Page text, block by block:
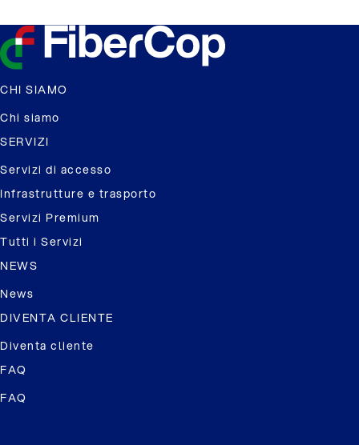
CHI SIAMO
Chi siamo
SERVIZI
Servizi di accesso
Infrastrutture e trasporto
Servizi Premium
Tutti i Servizi
NEWS
News
DIVENTA CLIENTE
Diventa cliente
FAQ
FAQ